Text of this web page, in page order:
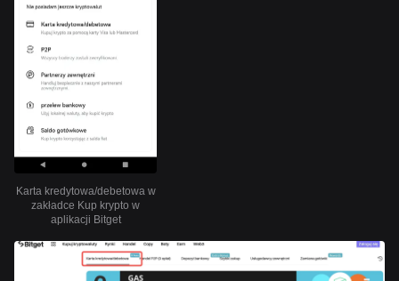
Karta kredytowa/debetowa w
zakładce Kup krypto w
aplikacji Bitget